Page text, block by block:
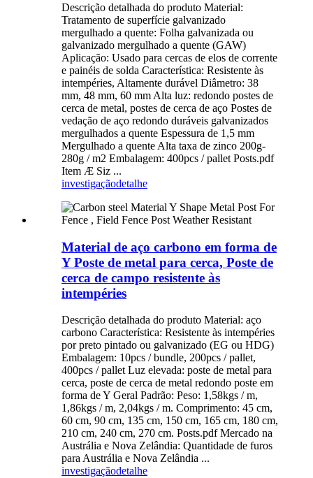
Descrição detalhada do produto Material:
Tratamento de superfície galvanizado
mergulhado a quente: Folha galvanizada ou
galvanizado mergulhado a quente (GAW)
Aplicação: Usado para cercas de elos de corrente
e painéis de solda Característica: Resistente às
intempéries, Altamente durável Diâmetro: 38
mm, 48 mm, 60 mm Alta luz: redondo postes de
cerca de metal, postes de cerca de aço Postes de
vedação de aço redondo duráveis ​​galvanizados
mergulhados a quente Espessura de 1,5 mm
Mergulhado a quente Alta taxa de zinco 200g-
280g / m2 Embalagem: 400pcs / pallet Posts.pdf
Item Æ Siz ...
investigaçãodetalhe
Material de aço carbono em forma de
Y Poste de metal para cerca, Poste de
cerca de campo resistente às
intempéries
Descrição detalhada do produto Material: aço
carbono Característica: Resistente às intempéries
por preto pintado ou galvanizado (EG ou HDG)
Embalagem: 10pcs / bundle, 200pcs / pallet,
400pcs / pallet Luz elevada: poste de metal para
cerca, poste de cerca de metal redondo poste em
forma de Y Geral Padrão: Peso: 1,58kgs / m,
1,86kgs / m, 2,04kgs / m. Comprimento: 45 cm,
60 cm, 90 cm, 135 cm, 150 cm, 165 cm, 180 cm,
210 cm, 240 cm, 270 cm. Posts.pdf Mercado na
Austrália e Nova Zelândia: Quantidade de furos
para Austrália e Nova Zelândia ...
investigaçãodetalhe